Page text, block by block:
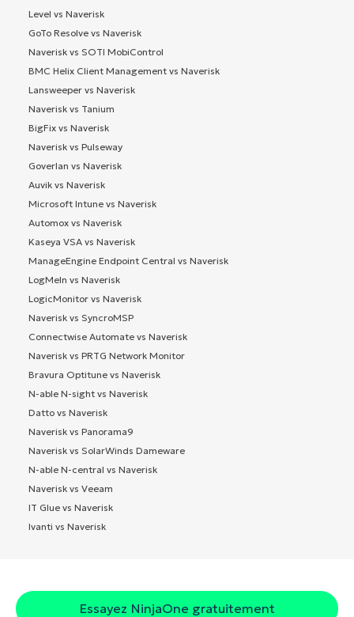
Level vs Naverisk
GoTo Resolve vs Naverisk
Naverisk vs SOTI MobiControl
BMC Helix Client Management vs Naverisk
Lansweeper vs Naverisk
Naverisk vs Tanium
BigFix vs Naverisk
Naverisk vs Pulseway
Goverlan vs Naverisk
Auvik vs Naverisk
Microsoft Intune vs Naverisk
Automox vs Naverisk
Kaseya VSA vs Naverisk
ManageEngine Endpoint Central vs Naverisk
LogMeIn vs Naverisk
LogicMonitor vs Naverisk
Naverisk vs SyncroMSP
Connectwise Automate vs Naverisk
Naverisk vs PRTG Network Monitor
Bravura Optitune vs Naverisk
N-able N-sight vs Naverisk
Datto vs Naverisk
Naverisk vs Panorama9
Naverisk vs SolarWinds Dameware
N-able N-central vs Naverisk
Naverisk vs Veeam
IT Glue vs Naverisk
Ivanti vs Naverisk
Essayez NinjaOne gratuitement